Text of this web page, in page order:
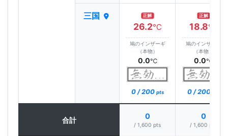
三国 正解
26.2℃
鳩のインザーギ
（本物）
0.0℃
0 / 200 pts
正解
18.8℃
鳩のインザーギ
（本物）
0.0℃
0 / 200
合計 0
/ 1,600 pts
0
/ 1,600 pts